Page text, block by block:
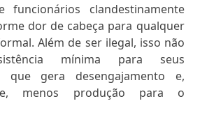
funcionários clandestinamente
dor de cabeça para qualquer
Além de ser ilegal, isso não
mínima para seus
que gera desengajamento e,
menos produção para o